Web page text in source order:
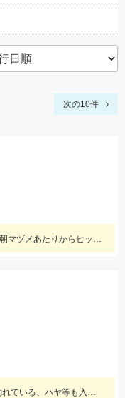
次の10件
シロギス狙いで初めて行きましたが、朝マヅメあたりからヒット、色々釣れて楽しかったです。
解禁日から4回目の釣行で300匹以上釣れている、ハヤ等も入れると千匹、手返し大変